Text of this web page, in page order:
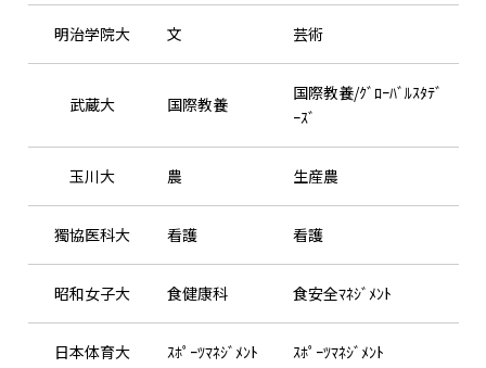
明治学院大 文 芸術
武蔵大 国際教養
国際教養/ｸﾞﾛｰﾊﾞﾙｽﾀﾃﾞ
ｰｽﾞ
玉川大 農 生産農
獨協医科大 看護 看護
昭和女子大 食健康科 食安全ﾏﾈｼﾞﾒﾝﾄ
日本体育大 ｽﾎﾟｰﾂﾏﾈｼﾞﾒﾝﾄ ｽﾎﾟｰﾂﾏﾈｼﾞﾒﾝﾄ